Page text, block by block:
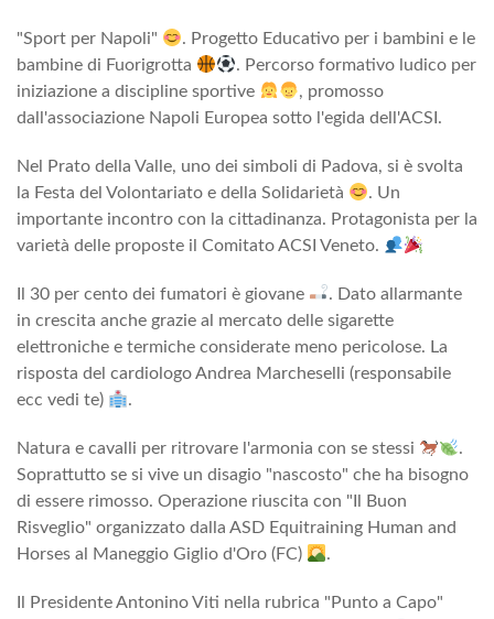
"Sport per Napoli"
. Progetto Educativo per i bambini e le
bambine di Fuorigrotta
. Percorso formativo ludico per
iniziazione a discipline sportive
, promosso
dall'associazione Napoli Europea sotto l'egida dell'ACSI.
Nel Prato della Valle, uno dei simboli di Padova, si è svolta
la Festa del Volontariato e della Solidarietà
. Un
importante incontro con la cittadinanza. Protagonista per la
varietà delle proposte il Comitato ACSI Veneto.
Il 30 per cento dei fumatori è giovane
. Dato allarmante
in crescita anche grazie al mercato delle sigarette
elettroniche e termiche considerate meno pericolose. La
risposta del cardiologo Andrea Marcheselli (responsabile
ecc vedi te)
.
Natura e cavalli per ritrovare l'armonia con se stessi
.
Soprattutto se si vive un disagio "nascosto" che ha bisogno
di essere rimosso. Operazione riuscita con "Il Buon
Risveglio" organizzato dalla ASD Equitraining Human and
Horses al Maneggio Giglio d'Oro (FC)
.
Il Presidente Antonino Viti nella rubrica "Punto a Capo"